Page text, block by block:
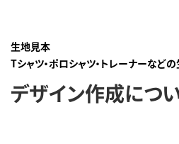
生地見本
Tシャツ・ポロシャツ・トレーナーなど
デザイン作成につ